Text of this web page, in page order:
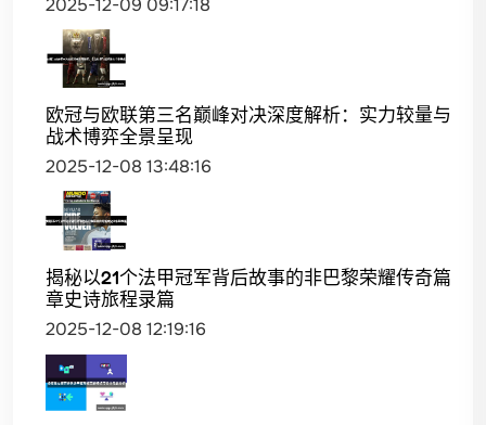
2025-12-09 09:17:18
欧冠与欧联第三名巅峰对决深度解析：实力较量与
战术博弈全景呈现
2025-12-08 13:48:16
揭秘以21个法甲冠军背后故事的非巴黎荣耀传奇篇
章史诗旅程录篇
2025-12-08 12:19:16